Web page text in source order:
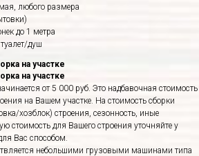
любого размера
до 1 метра
душ
на участке
на участке
от 5 000 руб. Это надбавочная стоимость
на Вашем участке. На стоимость сборки
хозблок) строения, сезонность, иные
стоимость для Вашего строения уточняйте у
Вас способом.
небольшими грузовыми машинами типа